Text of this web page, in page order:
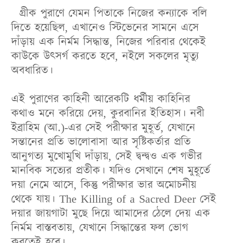
গ্রীক পুরাণে যেমন পিতাকে নিজের কন্যাকে বলি
দিতে হয়েছিল, এখানেও স্টিভেনের সামনে এসে
দাঁড়ায় এক নির্মম সিদ্ধান্ত,নিজের পরিবার থেকেই
কাউকে উৎসর্গ করতে হবে,নইলে সকলের মৃত্যু
অবধারিত।
এই পুরাণের কাহিনী আরেকটি ধর্মীয় কাহিনির
কথাও মনে করিয়ে দেয়,কুরবানির ইতিহাস। নবী
ইব্রাহিম (আ.)-এর সেই পরীক্ষার মুহূর্ত,যেখানে
সন্তানের প্রতি ভালোবাসা আর সৃষ্টিকর্তার প্রতি
আনুগত্য মুখোমুখি দাঁড়ায়,সেই দ্বন্দ্বও এক গভীর
মানবিক সত্যের প্রতীক। যদিও সেখানে শেষ মুহূর্তে
দয়া নেমে আসে, কিন্তু পরীক্ষার ভার অমোচনীয়
থেকে যায়। The Killing of a Sacred Deer সেই
দয়ার জায়গাটা মুছে দিয়ে আমাদের ঠেলে দেয় এক
নির্মম বাস্তবতায়, যেখানে সিদ্ধান্তের ফল ভোগ